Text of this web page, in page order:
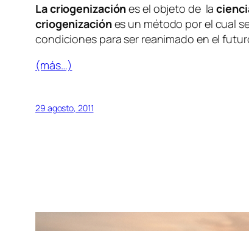
La criogenizaciónes el objeto de la
criogenizaciónes un método por el cual
condiciones para ser reanimado en el
(más…)
29 agosto, 2011